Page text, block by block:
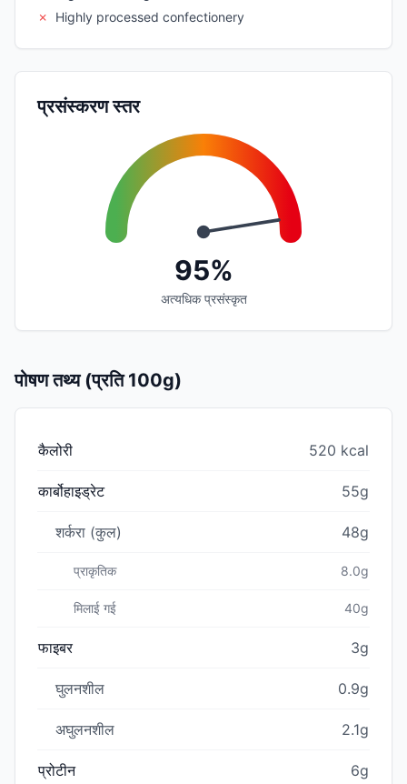
✗
Highly processed confectionery
प्रसंस्करण स्तर
95%
अत्यधिक प्रसंस्कृत
पोषण तथ्य (प्रति 100g)
कैलोरी 520 kcal
कार्बोहाइड्रेट 55g
शर्करा (कुल) 48g
प्राकृतिक 8.0g
मिलाई गई 40g
फाइबर 3g
घुलनशील 0.9g
अघुलनशील 2.1g
प्रोटीन 6g